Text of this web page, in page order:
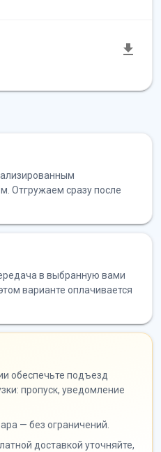
Отгружаем сразу после
в выбранную вами
варианте оплачивается
обеспечьте подъезд
пропуск, уведомление
— без ограничений.
доставкой уточняйте,